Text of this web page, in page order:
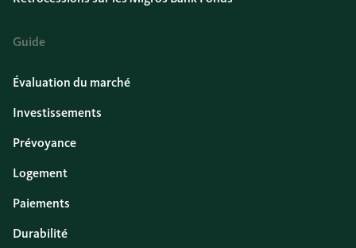
Guide
Évaluation du marché
Investissements
Prévoyance
Logement
Paiements
Durabilité